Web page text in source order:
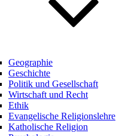
Geographie
Geschichte
Politik und Gesellschaft
Wirtschaft und Recht
Ethik
Evangelische Religionslehre
Katholische Religion